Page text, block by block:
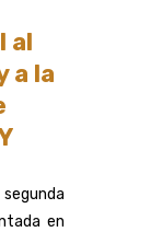
al
a la
en